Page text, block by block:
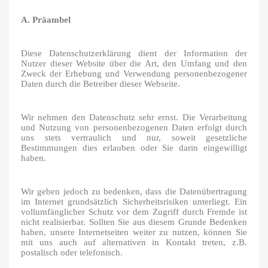
A. Präambel
Diese Datenschutzerklärung dient der Information der
Nutzer dieser Website über die Art, den Umfang und den
Zweck der Erhebung und Verwendung personenbezogener
Daten durch die Betreiber dieser Webseite.
Wir nehmen den Datenschutz sehr ernst. Die Verarbeitung
und Nutzung von personenbezogenen Daten erfolgt durch
uns stets vertraulich und nur, soweit gesetzliche
Bestimmungen dies erlauben oder Sie darin eingewilligt
haben.
Wir geben jedoch zu bedenken, dass die Datenübertragung
im Internet grundsätzlich Sicherheitsrisiken unterliegt. Ein
vollumfänglicher Schutz vor dem Zugriff durch Fremde ist
nicht realisierbar. Sollten Sie aus diesem Grunde Bedenken
haben, unsere Internetseiten weiter zu nutzen, können Sie
mit uns auch auf alternativen in Kontakt treten, z.B.
postalisch oder telefonisch.